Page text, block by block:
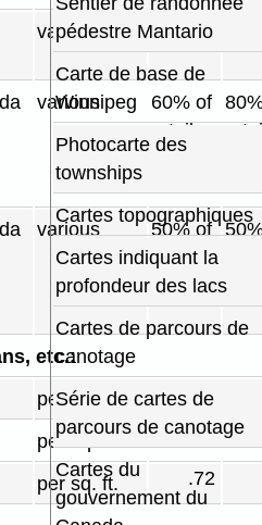
various 24.00
various
60% of
retail
various
50% of
retail
price
etc.:
per sq. ft. .36
per sq. ft. .36
per sq. ft. .72
pédestre Mantario
Carte de base de
Winnipeg
Photocarte des
townships
Cartes topographiques
Cartes indiquant la
profondeur des lacs
Cartes de parcours de
canotage
Série de cartes de
parcours de canotage
Cartes du
gouvernement du